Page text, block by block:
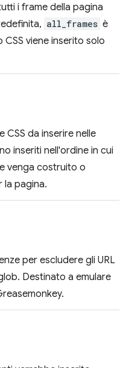
i frame della pagina
all_frames è
viene inserito solo
CSS da inserire nelle
inseriti nell'ordine in cui
venga costruito o
la pagina.
per escludere gli URL
Destinato a emulare